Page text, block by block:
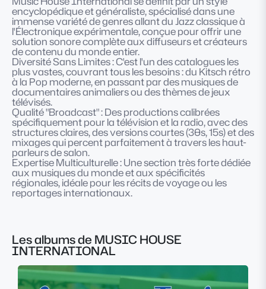
encyclopédique et généraliste, spécialisé dans une
immense variété de genres allant du Jazz classique à
l'Électronique expérimentale, conçue pour offrir une
solution sonore complète aux diffuseurs et créateurs
de contenu du monde entier.
Diversité Sans Limites : C'est l'un des catalogues les
plus vastes, couvrant tous les besoins : du Kitsch rétro
à la Pop moderne, en passant par des musiques de
documentaires animaliers ou des thèmes de jeux
télévisés.
Qualité "Broadcast" : Des productions calibrées
spécifiquement pour la télévision et la radio, avec des
structures claires, des versions courtes (30s, 15s) et des
mixages qui percent parfaitement à travers les haut-
parleurs de salon.
Expertise Multiculturelle : Une section très forte dédiée
aux musiques du monde et aux spécificités
régionales, idéale pour les récits de voyage ou les
reportages internationaux.
Les albums de MUSIC HOUSE
INTERNATIONAL